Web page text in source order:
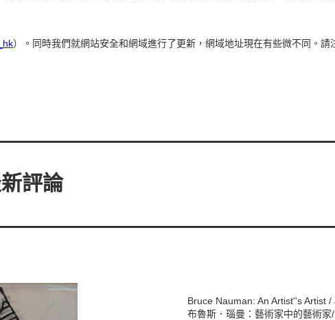
）。同時我們就網站安全和網域進行了更新，網域地址現在有些微不同。請
評論
Bruce Nauman: An Artist''s Artist /
布魯斯．瑙曼：藝術家中的藝術家